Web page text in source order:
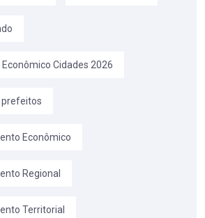
Cidades 2026
prefeitos
Econômico
Regional
Territorial